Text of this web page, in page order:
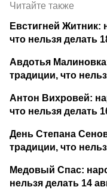
Читайте также
Евстигней
что нельзя делать
Авдотья
традиции, что
Антон Вихровей:
что нельзя делать
День Степана
традиции, что
Медовый Спас:
нельзя делать 14